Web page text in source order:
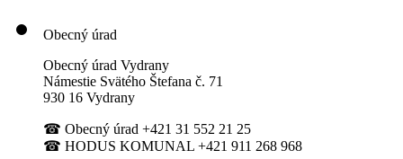
Obecný úrad
Obecný úrad Vydrany
Námestie Svätého Štefana č. 71
930 16 Vydrany
☎ Obecný úrad +421 31 552 21 25
☎ HODUS KOMUNAL +421 911 268 968